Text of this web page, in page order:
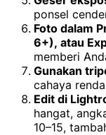
ponsel
Foto dalam
6+), atau
memberi
Gunakan
cahaya
Edit di
hangat,
10–15,